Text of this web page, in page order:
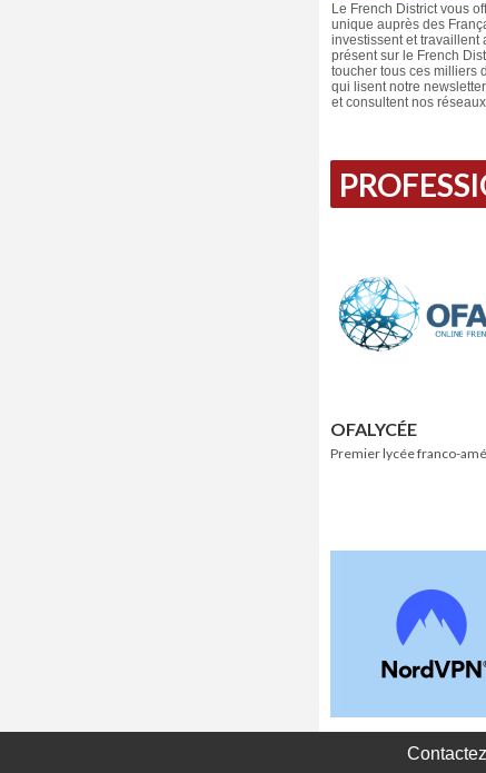
Le French District vous
unique auprès des
investissent et travaillent
présent sur le French
toucher tous ces milliers
qui lisent notre
et consultent nos
OFALYCÉE
Premier lycée franco-